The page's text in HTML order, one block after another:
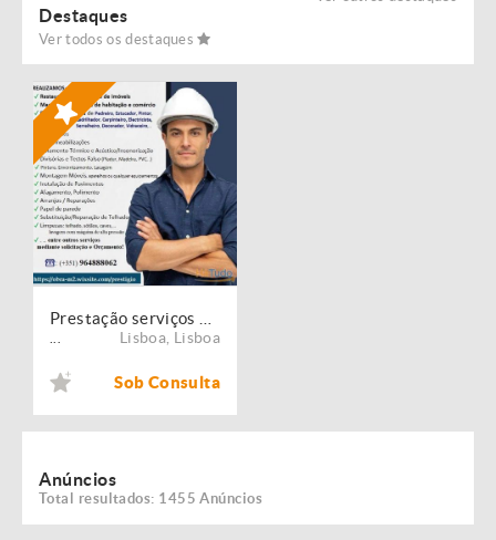
Destaques
Ver todos os destaques
Lisboa Lisboa
Sob Consulta
Anúncios
Total resultados: 1455 Anúncios